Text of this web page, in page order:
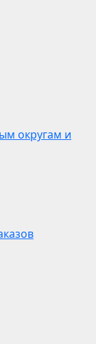
округам и